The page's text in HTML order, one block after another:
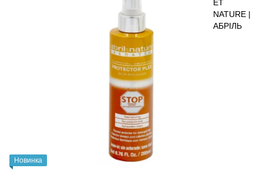
Новинка